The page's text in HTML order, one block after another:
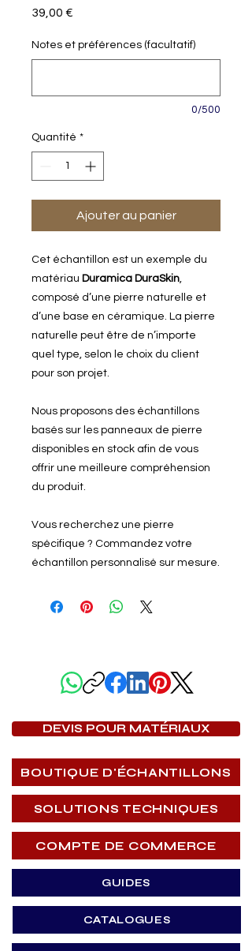
39,00 €
Notes et préférences (facultatif)
0/500
Quantité *
Ajouter au panier
Cet échantillon est un exemple du
matériau Duramica DuraSkin,
composé d’une pierre naturelle et
d’une base en céramique. La pierre
naturelle peut être de n’importe
quel type, selon le choix du client
pour son projet.
Nous proposons des échantillons
basés sur les panneaux de pierre
disponibles en stock afin de vous
offrir une meilleure compréhension
du produit.
Vous recherchez une pierre
spécifique ? Commandez votre
échantillon personnalisé sur mesure.
DEVIS POUR MATÉRIAUX
BOUTIQUE D'ÉCHANTILLONS
SOLUTIONS TECHNIQUES
COMPTE DE COMMERCE
GUIDES
CATALOGUES